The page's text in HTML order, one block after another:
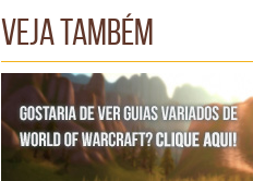
Veja também